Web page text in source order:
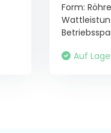
Form: Röhre
Auf